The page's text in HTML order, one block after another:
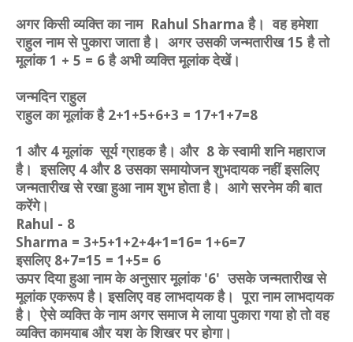
अगर किसी व्यक्ति का नाम Rahul Sharma है। वह हमेशा
राहुल नाम से पुकारा जाता है। अगर उसकी जन्मतारीख 15 है तो
मूलांक 1 + 5 = 6 है अभी व्यक्ति मूलांक देखें।
जन्मदिन राहुल
राहुल का मूलांक है 2+1+5+6+3 = 17+1+7=8
1 और 4 मूलांक सूर्य ग्राहक है। और 8 के स्वामी शनि महाराज
है। इसलिए 4 और 8 उसका समायोजन शुभदायक नहीं इसलिए
जन्मतारीख से रखा हुआ नाम शुभ होता है। आगे सरनेम की बात
करेंगे।
Rahul - 8
Sharma = 3+5+1+2+4+1=16= 1+6=7
इसलिए 8+7=15 = 1+5= 6
ऊपर दिया हुआ नाम के अनुसार मूलांक '6' उसके जन्मतारीख से
मूलांक एकरूप है। इसलिए वह लाभदायक है। पूरा नाम लाभदायक
है। ऐसे व्यक्ति के नाम अगर समाज मे लाया पुकारा गया हो तो वह
व्यक्ति कामयाब और यश के शिखर पर होगा।